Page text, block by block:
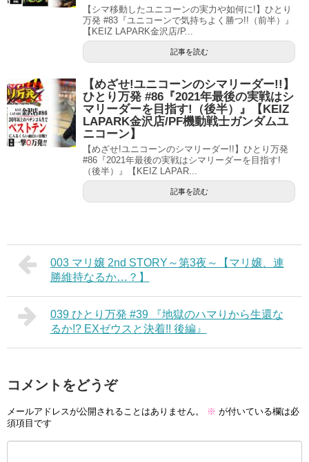
【シマ移動したユニコーンの実力や如何に!】ひとり
万発 #83『ユニコーンで気持ちよく勝つ!!（前半）』
【KEIZ LAPARK金沢店/P...
記事を読む
【めざせ!ユニコーンのシマリーダー!!】
ひとり万発 #86『2021年最後の実戦はシ
マリーダーを目指す!（後半）』【KEIZ
LAPARK金沢店/PF機動戦士ガンダムユ
ニコーン】
【めざせ!ユニコーンのシマリーダー!!】ひとり万発
#86『2021年最後の実戦はシマリーダーを目指す!
（後半）』【KEIZ LAPAR...
記事を読む
003 マリ嬢 2nd STORY～第3夜～【マリ嬢、連
勝維持なるか…？】
039 ひとり万発 #39 『地獄のハマりから生還な
るか!? EXゼウスと決着!! 後編』
コメントをどうぞ
メールアドレスが公開されることはありません。 ※ が付いている欄は必
須項目です